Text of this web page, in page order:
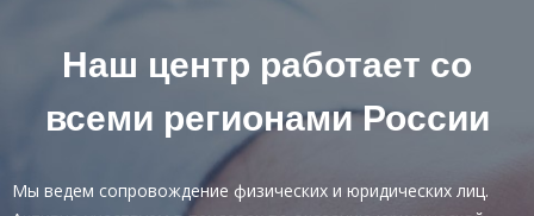
Наш центр работает со
всеми регионами России
Мы ведем сопровождение физических и юридических лиц.